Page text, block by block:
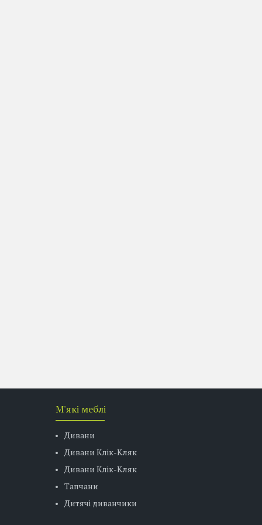
М'які меблі
Дивани
Дивани Клік-Кляк
Дивани Клік-Кляк
Тапчани
Дитячі диванчики